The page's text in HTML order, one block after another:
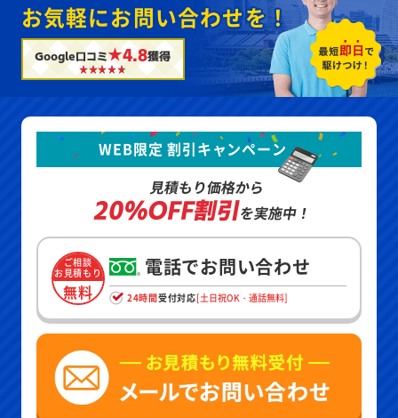
お気軽にお問い合わせを！
Google口コミ★4.8獲得
WEB限定 割引キャンペーン
見積もり価格から
20%OFF割引を実施中！
ご相談
お見積もり
無料
電話でお問い合わせ
24時間受付対応[土日祝OK・通話無料]